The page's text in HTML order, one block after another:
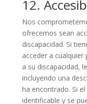
12.
Nos
ofrecemos sean
discapacidad. Si
acceder a
a su discapacidad,
incluyendo una
ha encontrado. Si
identificable y se